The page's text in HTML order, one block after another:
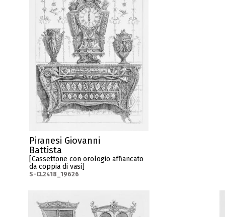
Piranesi Giovanni
Battista
[Cassettone con orologio affiancato
da coppia di vasi]
S-CL2418_19626